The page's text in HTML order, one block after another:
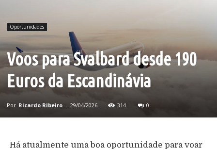
Oportunidades
Voos para Svalbard desde 190
Euros da Escandinávia
Por Ricardo Ribeiro - 29/04/2026 314 0
Há atualmente uma boa oportunidade para voar